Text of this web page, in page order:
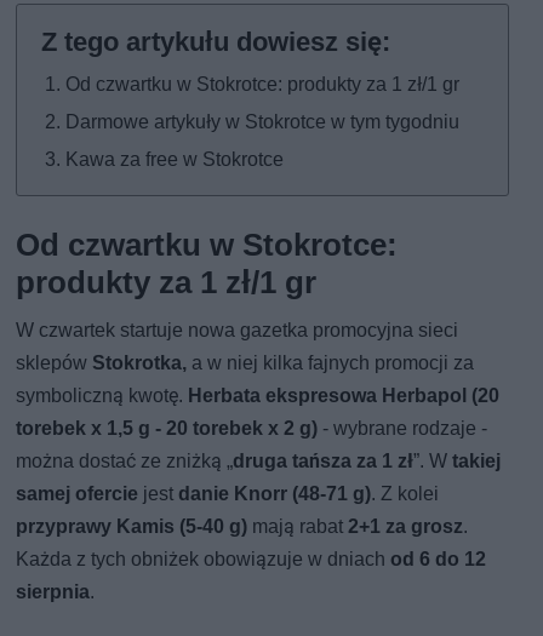
Od czwartku w Stokrotce: produkty za 1 zł/1 gr
Darmowe artykuły w Stokrotce w tym tygodniu
Kawa za free w Stokrotce
Od czwartku w Stokrotce:
produkty za 1 zł/1 gr
W czwartek startuje nowa gazetka promocyjna sieci
sklepów Stokrotka, a w niej kilka fajnych promocji za
symboliczną kwotę. Herbata ekspresowa Herbapol (20
torebek x 1,5 g - 20 torebek x 2 g) - wybrane rodzaje -
można dostać ze zniżką „druga tańsza za 1 zł”. Wtakiej
samej ofercie jest danie Knorr (48-71 g). Z kolei
przyprawy Kamis (5-40 g) mają rabat2+1 za grosz.
Każda z tych obniżek obowiązuje w dniach od 6 do 12
sierpnia.